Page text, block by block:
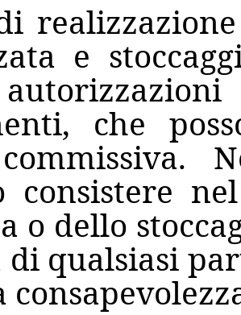
e
che
consistere
o dello
di qualsiasi